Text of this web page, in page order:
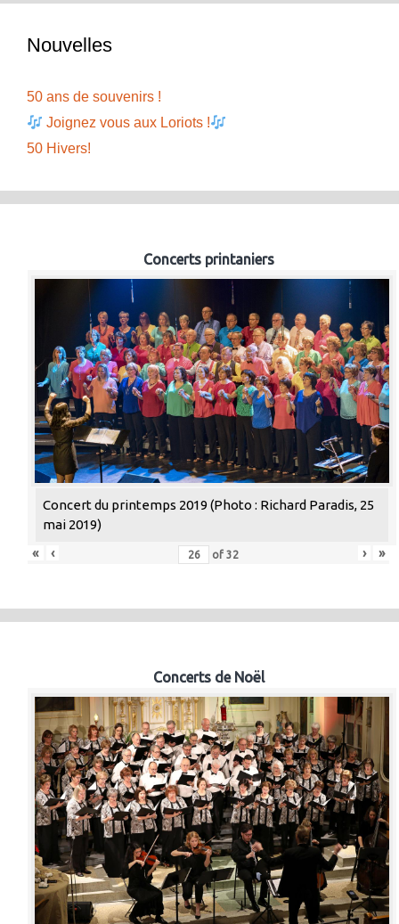
Nouvelles
50 ans de souvenirs !
Joignez vous aux Loriots !
50 Hivers!
Concerts printaniers
Concert du printemps 2019 (Photo : Richard Paradis, 25
mai 2019)
«
‹ of 32 › »
Concerts de Noël